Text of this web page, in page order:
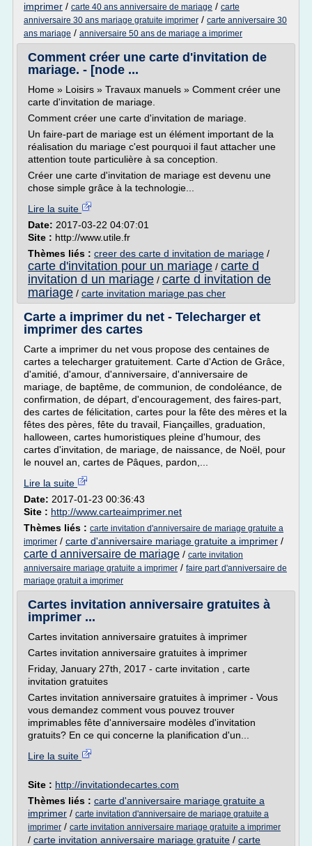
imprimer / carte 40 ans anniversaire de mariage / carte
anniversaire 30 ans mariage gratuite imprimer / carte anniversaire 30
ans mariage / anniversaire 50 ans de mariage a imprimer
Comment créer une carte d'invitation de
mariage. - [node ...
Home » Loisirs » Travaux manuels » Comment créer une
carte d'invitation de mariage.
Comment créer une carte d'invitation de mariage.
Un faire-part de mariage est un élément important de la
réalisation du mariage c'est pourquoi il faut attacher une
attention toute particulière à sa conception.
Créer une carte d'invitation de mariage est devenu une
chose simple grâce à la technologie...
Lire la suite
Date: 2017-03-22 04:07:01
Site : http://www.utile.fr
Thèmes liés : creer des carte d invitation de mariage /
carte d'invitation pour un mariage / carte d
invitation d un mariage / carte d invitation de
mariage / carte invitation mariage pas cher
Carte a imprimer du net - Telecharger et
imprimer des cartes
Carte a imprimer du net vous propose des centaines de
cartes a telecharger gratuitement. Carte d'Action de Grâce,
d'amitié, d'amour, d'anniversaire, d'anniversaire de
mariage, de baptême, de communion, de condoléance, de
confirmation, de départ, d'encouragement, des faires-part,
des cartes de félicitation, cartes pour la fête des mères et la
fêtes des pères, fête du travail, Fiançailles, graduation,
halloween, cartes humoristiques pleine d'humour, des
cartes d'invitation, de mariage, de naissance, de Noël, pour
le nouvel an, cartes de Pâques, pardon,...
Lire la suite
Date: 2017-01-23 00:36:43
Site : http://www.carteaimprimer.net
Thèmes liés : carte invitation d'anniversaire de mariage gratuite a
imprimer / carte d'anniversaire mariage gratuite a imprimer /
carte d anniversaire de mariage / carte invitation
anniversaire mariage gratuite a imprimer / faire part d'anniversaire de
mariage gratuit a imprimer
Cartes invitation anniversaire gratuites à
imprimer ...
Cartes invitation anniversaire gratuites à imprimer
Cartes invitation anniversaire gratuites à imprimer
Friday, January 27th, 2017 - carte invitation , carte
invitation gratuites
Cartes invitation anniversaire gratuites à imprimer - Vous
vous demandez comment vous pouvez trouver
imprimables fête d'anniversaire modèles d'invitation
gratuits? En ce qui concerne la planification d'un...
Lire la suite
Site : http://invitationdecartes.com
Thèmes liés : carte d'anniversaire mariage gratuite a
imprimer / carte invitation d'anniversaire de mariage gratuite a
imprimer / carte invitation anniversaire mariage gratuite a imprimer
/ carte invitation anniversaire mariage gratuite / carte